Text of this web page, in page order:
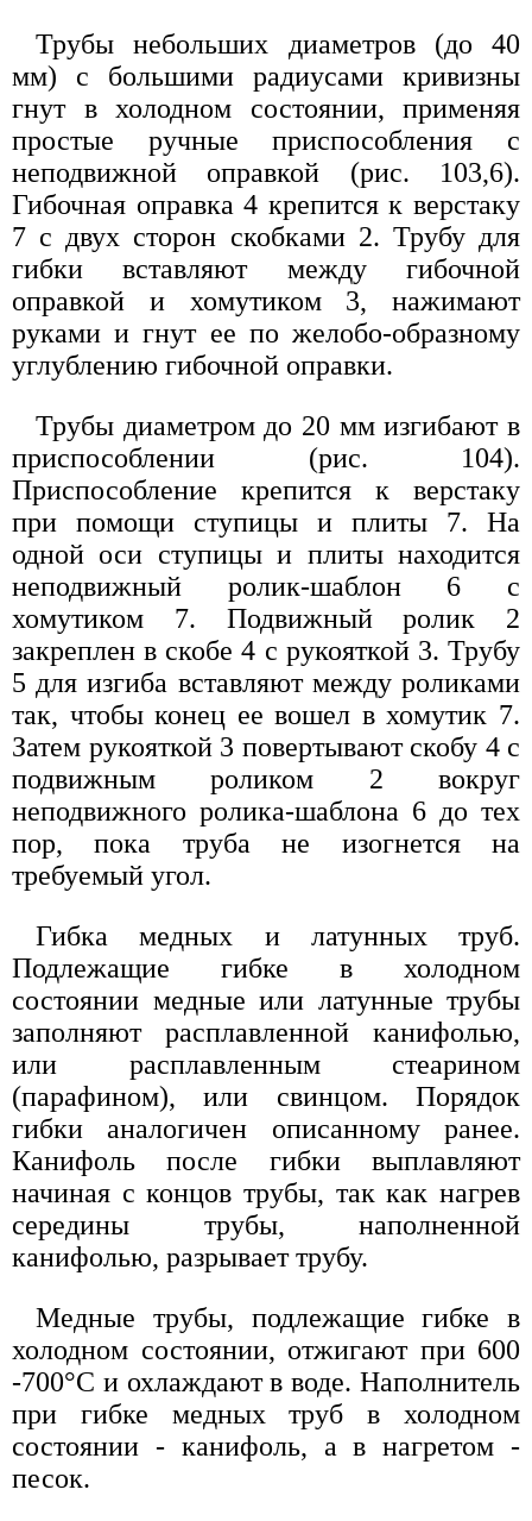
Трубы небольших диаметров (до 40
мм) с большими радиусами кривизны
гнут в холодном состоянии, применяя
простые ручные приспособления с
неподвижной оправкой (рис. 103,6).
Гибочная оправка 4 крепится к верстаку
7 с двух сторон скобками 2. Трубу для
гибки вставляют между гибочной
оправкой и хомутиком 3, нажимают
руками и гнут ее по желобо-образному
углублению гибочной оправки.
Трубы диаметром до 20 мм изгибают в
приспособлении (рис. 104).
Приспособление крепится к верстаку
при помощи ступицы и плиты 7. На
одной оси ступицы и плиты находится
неподвижный ролик-шаблон 6 с
хомутиком 7. Подвижный ролик 2
закреплен в скобе 4 с рукояткой 3. Трубу
5 для изгиба вставляют между роликами
так, чтобы конец ее вошел в хомутик 7.
Затем рукояткой 3 повертывают скобу 4 с
подвижным роликом 2 вокруг
неподвижного ролика-шаблона 6 до тех
пор, пока труба не изогнется на
требуемый угол.
Гибка медных и латунных труб.
Подлежащие гибке в холодном
состоянии медные или латунные трубы
заполняют расплавленной канифолью,
или расплавленным стеарином
(парафином), или свинцом. Порядок
гибки аналогичен описанному ранее.
Канифоль после гибки выплавляют
начиная с концов трубы, так как нагрев
середины трубы, наполненной
канифолью, разрывает трубу.
Медные трубы, подлежащие гибке в
холодном состоянии, отжигают при 600
-700°С и охлаждают в воде. Наполнитель
при гибке медных труб в холодном
состоянии - канифоль, а в нагретом -
песок.